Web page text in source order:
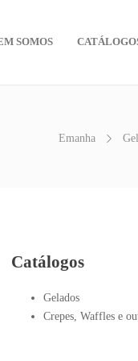
SOMOS
Emanha
Catálogos
Gelados
Crepes, Waffles e